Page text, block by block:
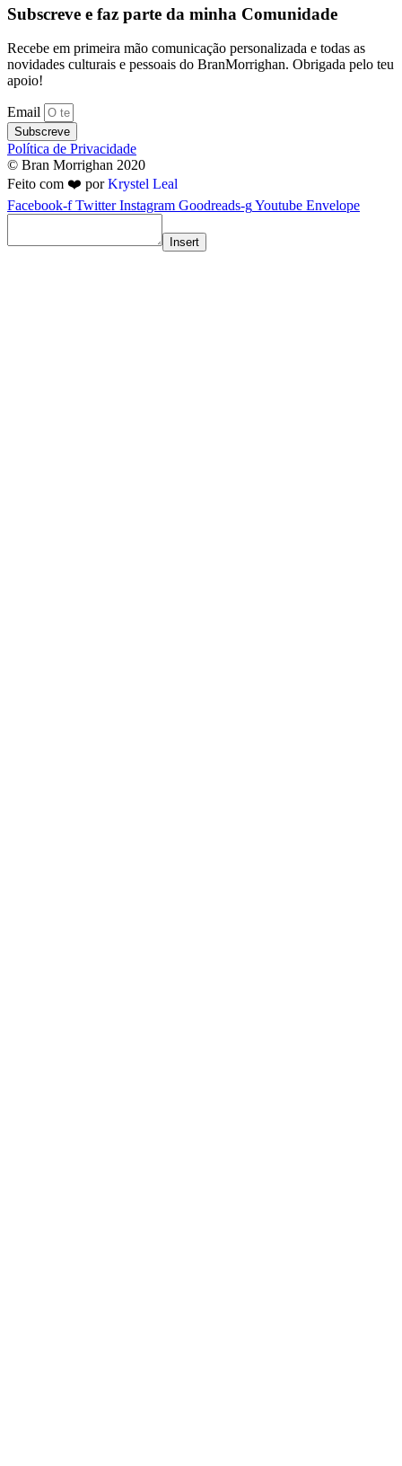
Subscreve e faz parte da minha Comunidade
Recebe em primeira mão comunicação personalizada e todas as
novidades culturais e pessoais do BranMorrighan. Obrigada pelo teu
apoio!
Email
Subscreve
Política de Privacidade
© Bran Morrighan 2020
Feito com ❤️ porKrystel Leal
Facebook-f Twitter Instagram Goodreads-gYoutube Envelope
Insert